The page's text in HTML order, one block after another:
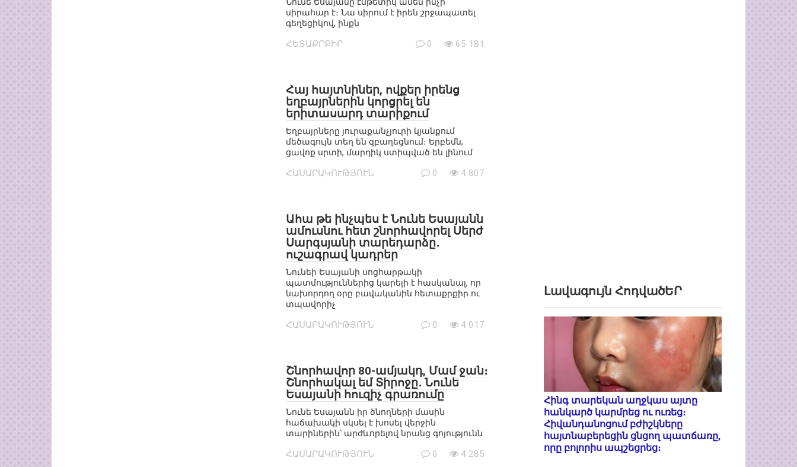
Նունե Եսայանը էսթետիկ ամեն ինչի
սիրահար է։ Նա սիրում է իրեն շրջապատել
գեղեցիկով, ինքն
ՀԵՏԱՔՐՔԻՐ 0 65 181
Հայ հայտնիներ, ովքեր իրենց
եղբայրներին կորցրել են
երիտասարդ տարիքում
Եղբայրները յուրաքանչյուրի կյանքում
մեծագույն տեղ են զբաղեցնում։ Երբեմն,
ցավոք սրտի, մարդիկ ստիպված են լինում
ՀԱՍԱՐԱԿՈՒԹՅՈՒՆ 0 4 807
Ահա թե ինչպես է Նունե Եսայանն
ամուսնու հետ շնորհավորել Սերժ
Սարգսյանի տարեդարձը․
ուշագրավ կադրեր
Նունեի Եսայանի սոցհարթակի
պատմություններից կարելի է հասկանալ, որ
նախորդող օրը բավականին հետաքրքիր ու
տպավորիչ
ՀԱՍԱՐԱԿՈՒԹՅՈՒՆ 0 4 017
Շնորհավոր 80-ամյակդ, Մամ ջան։
Շնորհակալ եմ Տիրոջը․ Նունե
Եսայանի հուզիչ գրառումը
Նունե Եսայանն իր ծնողների մասին
հաճախակի սկսել է խոսել վերջին
տարիներին՝ արժևորելով նրանց գոյությունն
ՀԱՍԱՐԱԿՈՒԹՅՈՒՆ 0 4 285
Լավագույն ՀոդվածԵՐ
Հինգ տարեկան աղջկաս այտը
հանկարծ կարմրեց ու ուռեց։
Հիվանդանոցում բժիշկները
հայտնաբերեցին ցնցող պատճառը,
որը բոլորիս ապշեցրեց։